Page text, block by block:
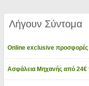
Λήγουν Σύντομα
Online exclusive προσφορές
Ασφάλεια Μηχανής από 24€